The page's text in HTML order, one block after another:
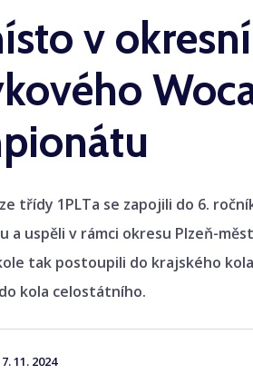
v
třídy 1PLTa se zapojili do 6.
a uspěli v rámci okresu Plzeň-
tak postoupili do krajského
kola celostátního.
7. 11. 2024